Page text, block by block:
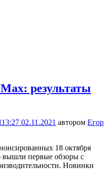
результаты
13:27 02.11.2021 автором Егор
18 октября
вышли первые обзоры с
Новинки